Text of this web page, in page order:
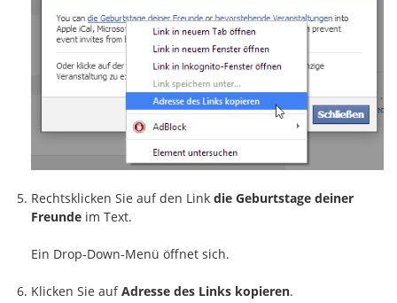
Rechtsklicken Sie auf den Link die Geburtstage deiner
Freunde im Text.
Ein Drop-Down-Menü öffnet sich.
Klicken Sie aufAdresse des Links kopieren.